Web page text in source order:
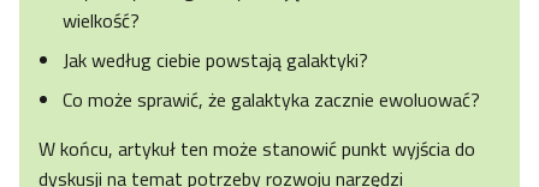
wielkość?
Jak według ciebie powstają galaktyki?
Co może sprawić, że galaktyka zacznie ewoluować?
W końcu, artykuł ten może stanowić punkt wyjścia do
dyskusji na temat potrzeby rozwoju narzędzi